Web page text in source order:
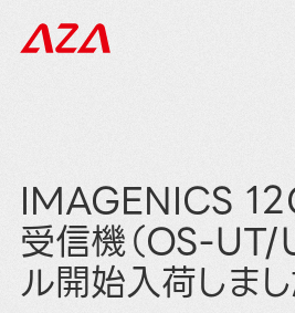
IMAGENICS
受信機（OS-UT/
ル開始入荷しま